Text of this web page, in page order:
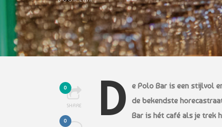
0
SHARE
0 D
e Polo Bar is een stijlvol
de bekendste
Bar is hét café als je trek